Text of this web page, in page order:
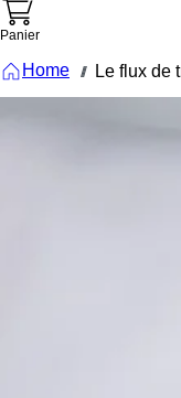
Panier
Home /// Le flux de